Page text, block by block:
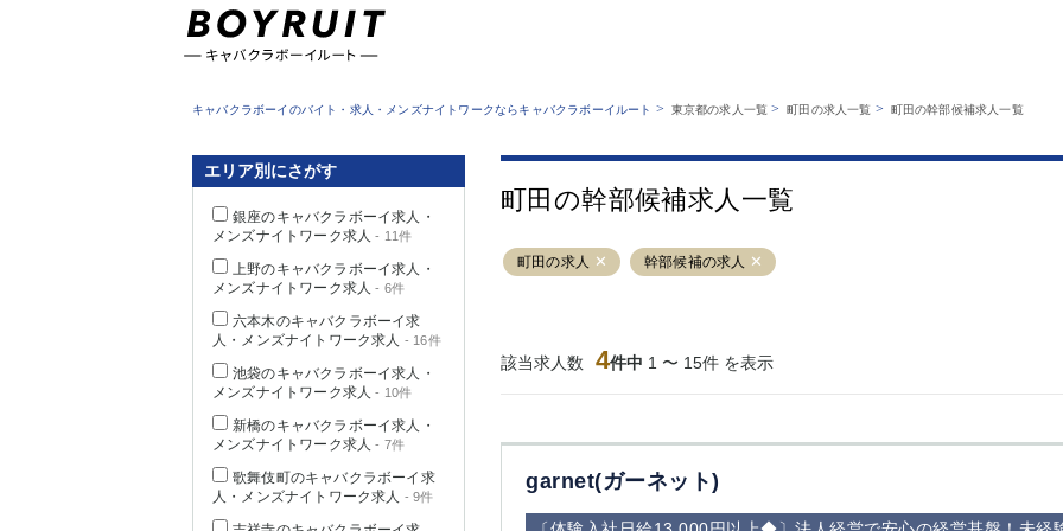
業種から探す
職種から探す
キャバクラボーイルートとは？
サイトマップ
キャバクラボーイのバイト・求人・メンズナイトワークならキャバクラボーイルート > 東京都の求人一覧 >町田の求人一覧 > 町田の幹部候補求人一覧
町田の幹部候補求人一覧
町田の求人 幹部候補の求人
該当求人数 4件中 1 〜 15件 を表示
garnet(ガーネット)
エリア別にさがす
銀座のキャバクラボーイ求人・
メンズナイトワーク求人 - 11件
上野のキャバクラボーイ求人・
メンズナイトワーク求人 - 6件
六本木のキャバクラボーイ求
人・メンズナイトワーク求人 - 16件
池袋のキャバクラボーイ求人・
メンズナイトワーク求人 - 10件
新橋のキャバクラボーイ求人・
メンズナイトワーク求人 - 7件
歌舞伎町のキャバクラボーイ求
人・メンズナイトワーク求人 - 9件
東京都 銀座 上野 六本木 池袋
立川
千葉中央
大山
赤坂
ひばりヶ丘（北
学芸大学
の好立地！
「赤羽駅」から
徒歩2分 ②東
京メトロ南北線
宿